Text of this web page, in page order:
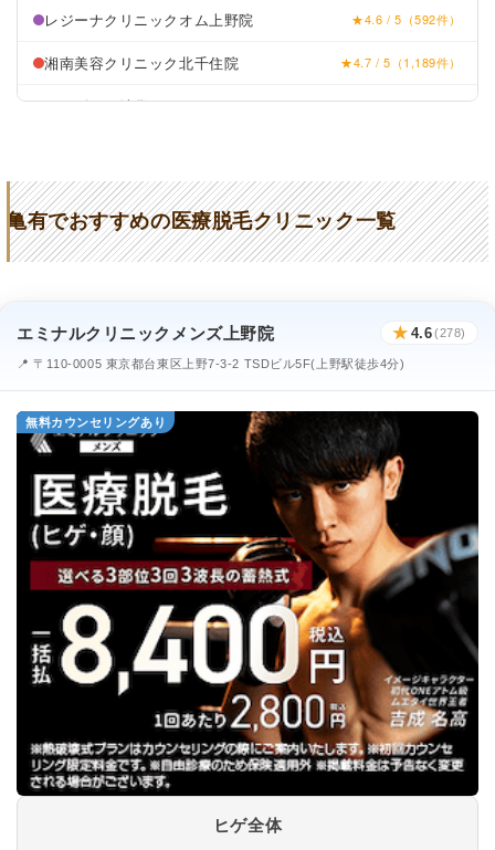
レジーナクリニックオム上野院 ★4.6 / 5（592件）
湘南美容クリニック北千住院 ★4.7 / 5（1,189件）
メンズリゼ池袋 ★4.6 / 5（206件）
メンズブランクリニック北千住院 ★4.7 / 5（451件）
亀有でおすすめの医療脱毛クリニック一覧
エミナルクリニックメンズ上野院 ★ 4.6(278)
📍 〒110-0005 東京都台東区上野7-3-2 TSDビル5F(上野駅徒歩4分)
無料カウンセリングあり
ヒゲ全体